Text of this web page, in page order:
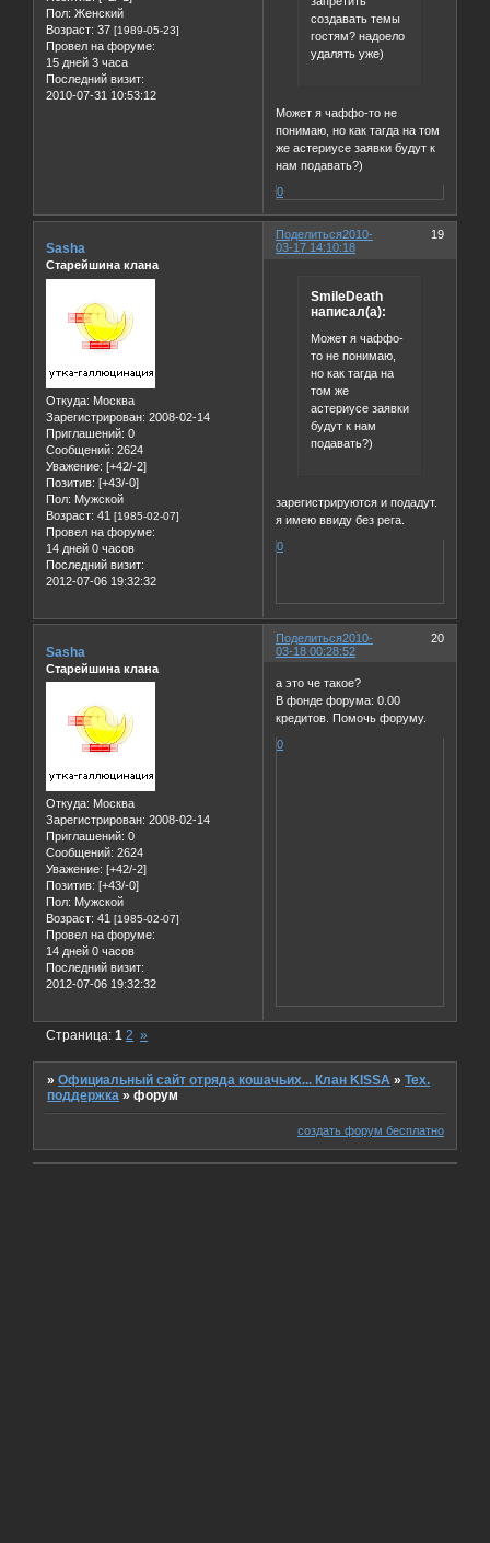
Пол: Женский
Возраст: 37 [1989-05-23]
Провел на форуме:
15 дней 3 часа
Последний визит:
2010-07-31 10:53:12
создавать темы
гостям? надоело
удалять уже)
Может я чаффо-то не
понимаю, но как тагда на том
же астериусе заявки будут к
нам подавать?)
0
Поделиться 19
2010-
03-17 14:10:18
Sasha
Старейшина клана
Откуда: Москва
Зарегистрирован: 2008-02-14
Приглашений: 0
Сообщений: 2624
Уважение: [+42/-2]
Позитив: [+43/-0]
Пол: Мужской
Возраст: 41 [1985-02-07]
Провел на форуме:
14 дней 0 часов
Последний визит:
2012-07-06 19:32:32
SmileDeath
написал(а):
Может я чаффо-
то не понимаю,
но как тагда на
том же
астериусе заявки
будут к нам
подавать?)
зарегистрируются и подадут.
я имею ввиду без рега.
0
Поделиться 20
2010-
03-18 00:28:52
Sasha
Старейшина клана
Откуда: Москва
Зарегистрирован: 2008-02-14
Приглашений: 0
Сообщений: 2624
Уважение: [+42/-2]
Позитив: [+43/-0]
Пол: Мужской
Возраст: 41 [1985-02-07]
Провел на форуме:
14 дней 0 часов
Последний визит:
2012-07-06 19:32:32
а это че такое?
В фонде форума: 0.00
кредитов. Помочь форуму.
0
Страница:1 2 »
»Официальный сайт отряда кошачьих... Клан KISSA »Тех.
поддержка »форум
создать форум бесплатно